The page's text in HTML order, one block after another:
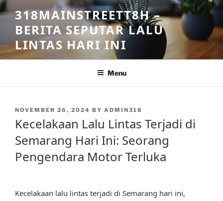
Skip
to
content
318MAINSTREETT8H –
BERITA SEPUTAR LALU
LINTAS HARI INI
Menu
POSTED
NOVEMBER 26, 2024 BY ADMIN318
Kecelakaan Lalu Lintas Terjadi di
Semarang Hari Ini: Seorang
Pengendara Motor Terluka
Kecelakaan lalu lintas terjadi di Semarang hari ini,